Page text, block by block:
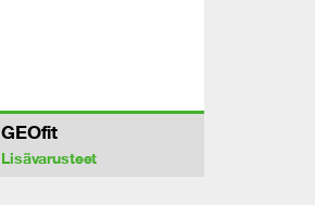
GEOfit
Lisävarusteet